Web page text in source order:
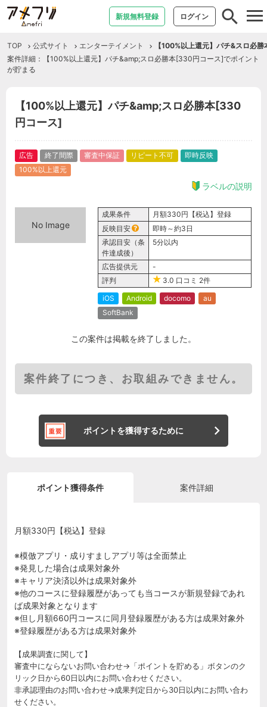
新規無料登録 ログイン
TOP 公式サイト エンターテイメント
【100%以上還元】パチ&スロ必
案件詳細：【100%以上還元】パチ&amp;スロ必勝本[330円コース]でポイント
が貯まる
【100%以上還元】パチ&amp;スロ必勝本[330
円コース]
広告 終了間際 審査中保証 リピート不可
即時反映
100%以上還元
ラベルの説明
No Image
成果条件
月額330円【税込】登録
反映目安
即時～約3日
承認目安（条
件達成後）
5分以内
広告提供元
-
評判
3.0 口コミ 2件
iOS
Android docomo
au
SoftBank
この案件は掲載を終了しました。
案件終了につき、お取組みできません。
ポイントを獲得するために
ポイント獲得条件 案件詳細
月額330円【税込】登録
※模倣アプリ・成りすましアプリ等は全面禁止
※発見した場合は成果対象外
※キャリア決済以外は成果対象外
※他のコースに登録履歴があっても当コースが新規登録であれ
ば成果対象となります
※但し月額660円コースに同月登録履歴がある方は成果対象外
※登録履歴がある方は成果対象外
【成果調査に関して】
審査中にならないお問い合わせ→「ポイントを貯める」ボタンのク
リック日から60日以内にお問い合わせください。
非承認理由のお問い合わせ→成果判定日から30日以内にお問い合わ
せください。